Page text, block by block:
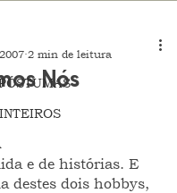
Nós
2 min de leitura
e de histórias. E
destes dois hobbys,